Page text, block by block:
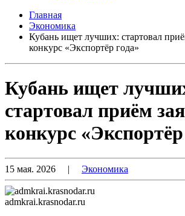
Главная
Экономика
Кубань ищет лучших: стартовал
конкурс «Экспортёр года»
Кубань ищет
стартовал приём
конкурс «Экспортёр
15 мая. 2026 | Экономика
admkrai.krasnodar.ru